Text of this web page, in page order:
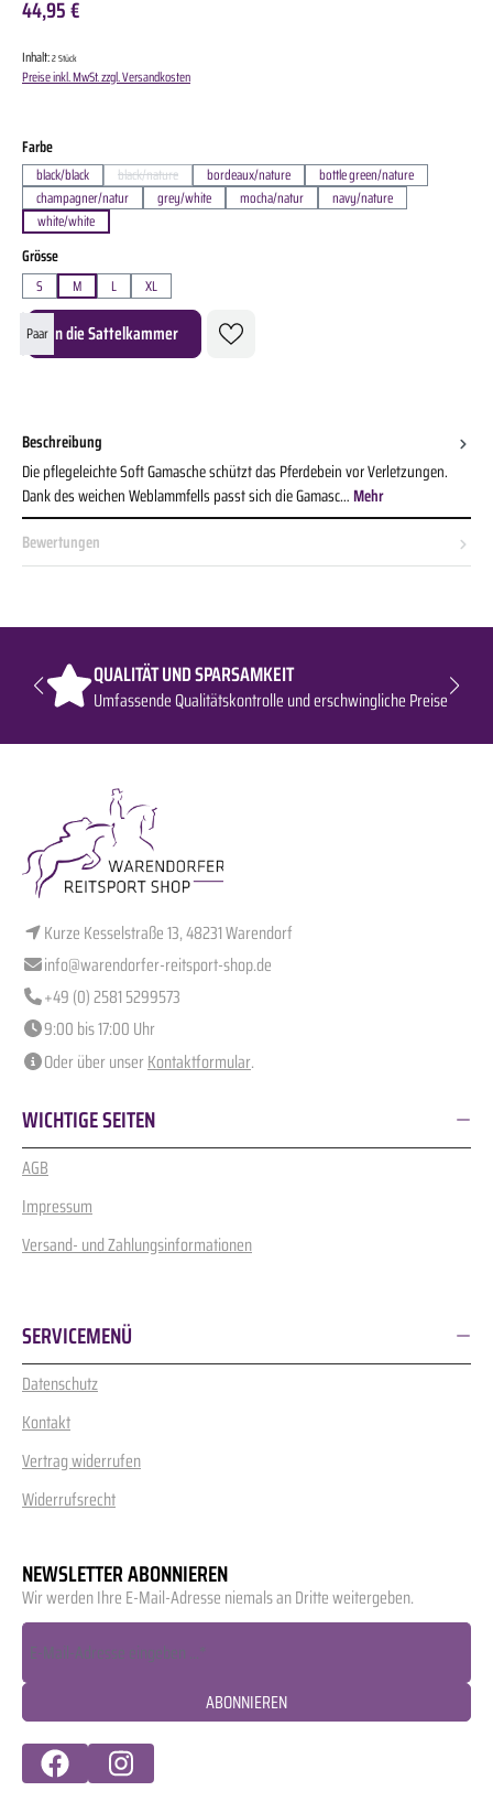
44,95 €
Inhalt:2 Stück
Preise inkl. MwSt. zzgl. Versandkosten
Farbeauswählen
black/black black/nature(Diese Option ist zurzeit nicht verfügbar.)
bordeaux/nature
bottle green/nature
champagner/natur
grey/white mocha/natur
navy/nature
white/white
Grösseauswählen
S M L XL
Produkt Anzahl: Gib den gewünschten Wert ein oder benutze die Schaltflächen um die
Paar In die Sattelkammer
Beschreibung
Die pflegeleichte Soft Gamasche schützt das Pferdebein vor Verletzungen.
Dank des weichen Weblammfells passt sich die Gamasc…Mehr
Bewertungen
QUALITÄT UND SPARSAMKEIT
Umfassende Qualitätskontrolle und erschwingliche Preise
Kurze Kesselstraße 13, 48231 Warendorf
info@warendorfer-reitsport-shop.de
+49 (0) 2581 5299573
9:00 bis 17:00 Uhr
Oder über unserKontaktformular.
WICHTIGE SEITEN
AGB
Impressum
Versand- und Zahlungsinformationen
SERVICEMENÜ
Datenschutz
Kontakt
Vertrag widerrufen
Widerrufsrecht
NEWSLETTER ABONNIEREN
Wir werden Ihre E-Mail-Adresse niemals an Dritte weitergeben.
ABONNIEREN